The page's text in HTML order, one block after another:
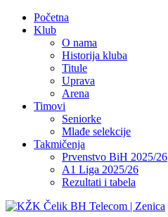
Početna
Klub
O nama
Historija kluba
Titule
Uprava
Arena
Timovi
Seniorke
Mlađe selekcije
Takmičenja
Prvenstvo BiH 2025/26
A1 Liga 2025/26
Rezultati i tabela